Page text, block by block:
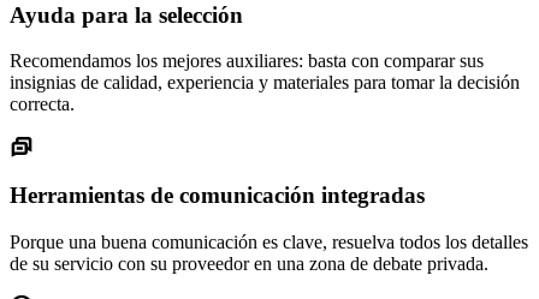
Ayuda para la selección
Recomendamos los mejores auxiliares: basta con comparar sus
insignias de calidad, experiencia y materiales para tomar la decisión
correcta.
Herramientas de comunicación integradas
Porque una buena comunicación es clave, resuelva todos los detalles
de su servicio con su proveedor en una zona de debate privada.